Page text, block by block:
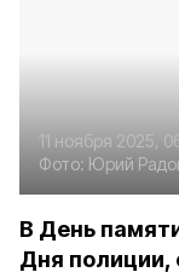
11 ноября 2025,
Фото: Юрий
В День
Дня полиции,